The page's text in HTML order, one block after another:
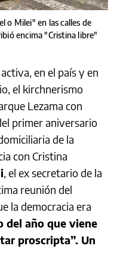
o Milei" en las calles de
encima "Cristina libre"
en el país y en
el kirchnerismo
Lezama con
primer aniversario
de la
con Cristina
, el ex secretario de la
reunión del
la democracia era
del año que viene
proscripta”. Un